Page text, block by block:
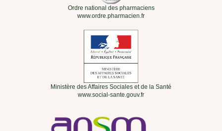
Ordre national des pharmaciens
www.ordre.pharmacien.fr
Ministère des Affaires Sociales et de la Santé
www.social-sante.gouv.fr